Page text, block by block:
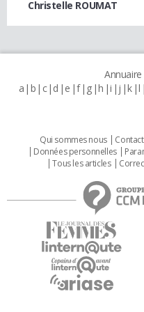
Christelle ROUMAT
a b c d e f g h i j k l
Qui sommes nous Contact
Données personnelles
Tous les articles